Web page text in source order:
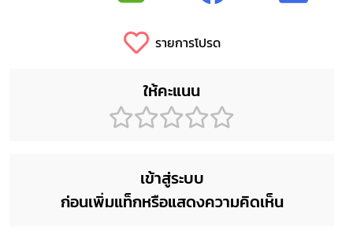
รายการโปรด
ให้คะแนน
เข้าสู่ระบบ
ก่อนเพิ่มแท็กหรือแสดงความคิดเห็น